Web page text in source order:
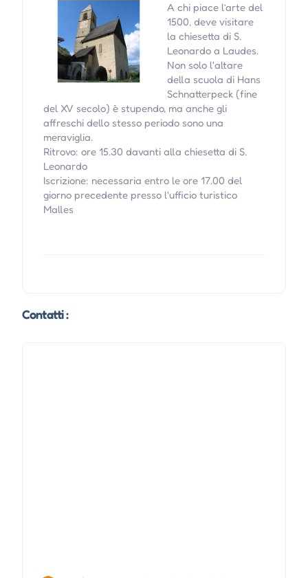
A chi piace l’arte del
1500, deve visitare
la chiesetta di S.
Leonardo a Laudes.
Non solo l'altare
della scuola di Hans
Schnatterpeck (fine
del XV secolo) è stupendo, ma anche gli
affreschi dello stesso periodo sono una
meraviglia.
Ritrovo: ore 15.30 davanti alla chiesetta di S.
Leonardo
Iscrizione: necessaria entro le ore 17.00 del
giorno precedente presso l'ufficio turistico
Malles
Contatti :